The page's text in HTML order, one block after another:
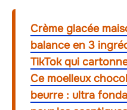
Crème glacée
balance en 3
TikTok qui
Ce moelleux
beurre : ultra